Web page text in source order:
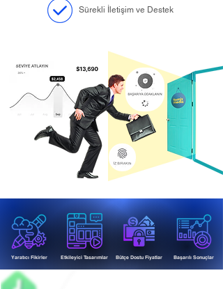
Sürekli İletişim ve Destek
Yaratıcı Fikirler Etkileyici Tasarımlar Bütçe Dostu Fiyatlar Başarılı Sonuçlar